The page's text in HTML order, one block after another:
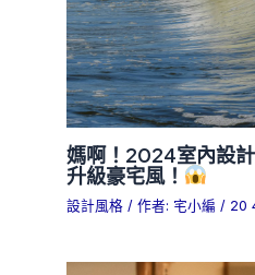
媽啊！2024室內設
升級豪宅風！
設計風格 / 作者: 宅小編/ 20